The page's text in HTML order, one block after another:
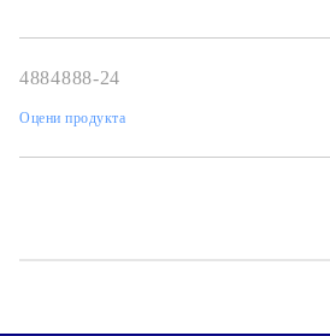
4884888-24
Оцени продукта